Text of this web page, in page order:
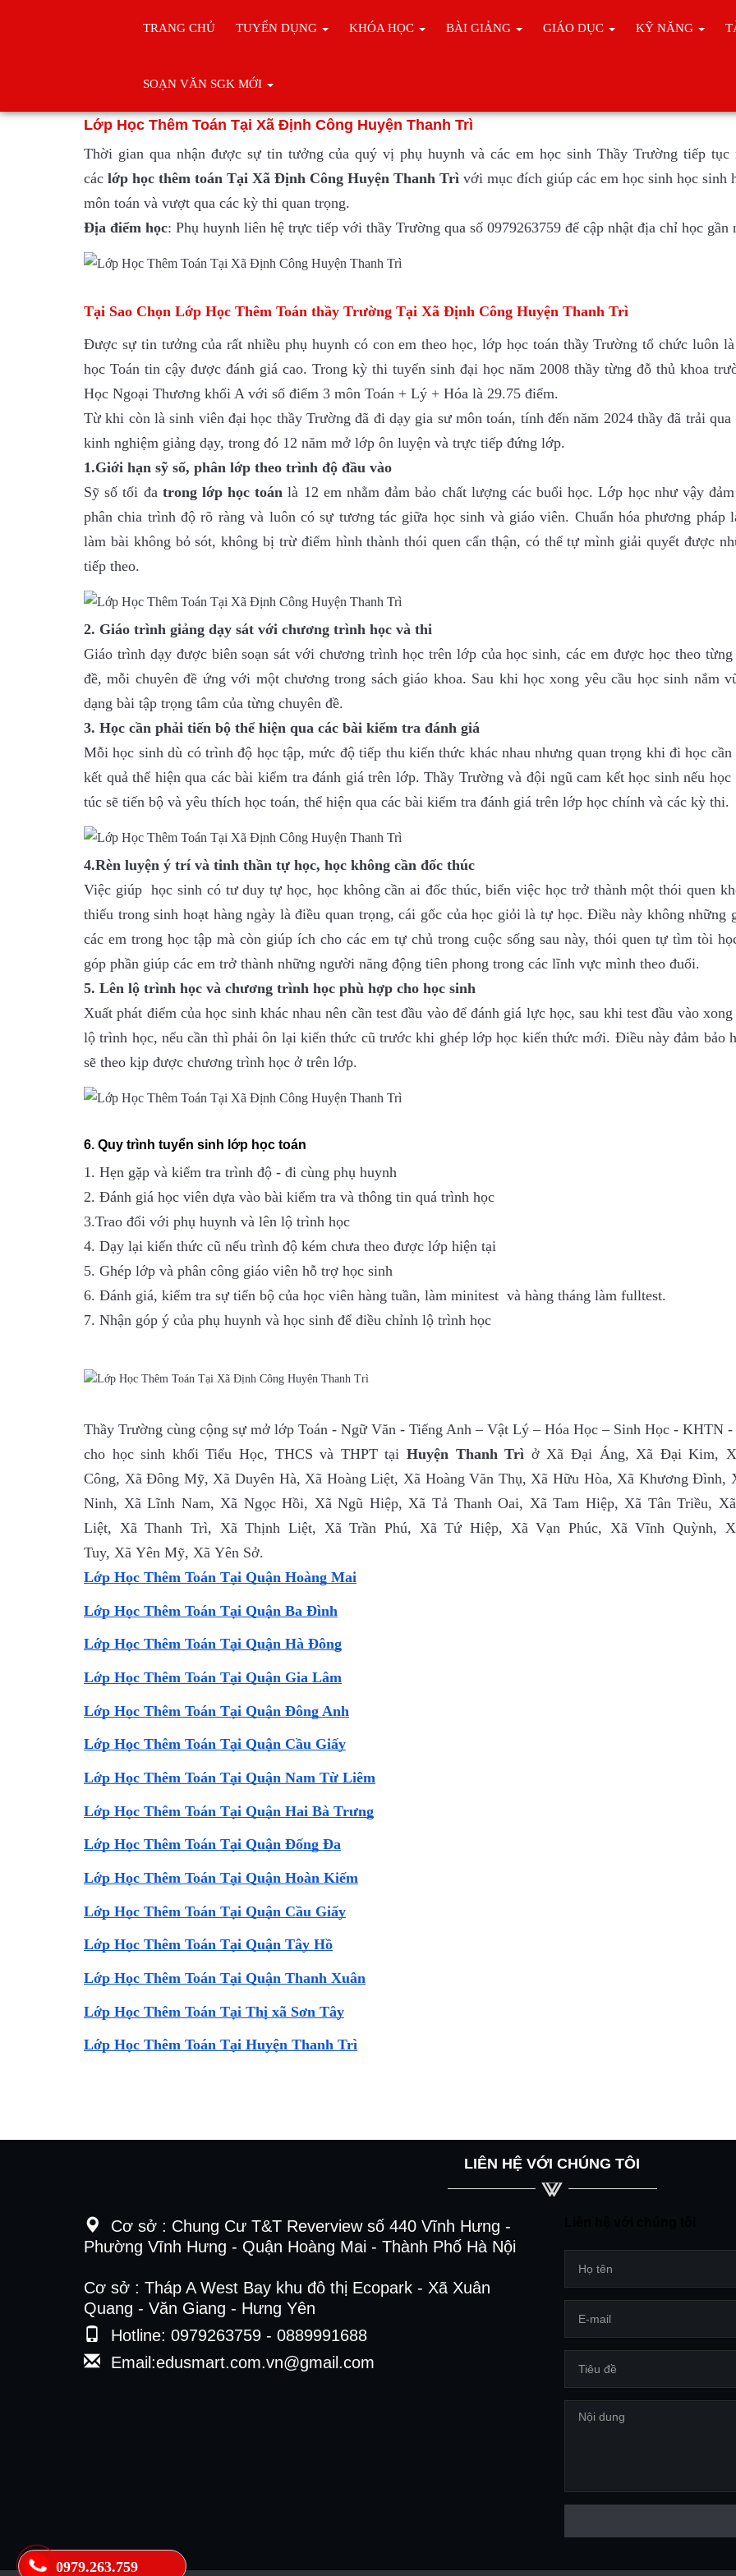
TRANG CHỦ TUYỂN DỤNG KHÓA HỌC BÀI GIẢNG GIÁO DỤC KỸ NĂNG
SOẠN VĂN SGK MỚI
Học thêm toán
Lớp Học Thêm Toán Tại Xã Định Công Huyện Thanh Trì
Thời gian qua nhận được sự tin tưởng của quý vị phụ huynh và các em học sinh Thầy Trường tiếp tục
cáclớphọc thêm toán Tại Xã Định Công Huyện Thanh Trìvới mục đích giúp các em học sinh học sinh
môn toán và vượt qua các kỳ thi quan trọng.
Địa điểm học: Phụ huynh liên hệ trực tiếp với thầy Trường qua số 0979263759 để cập nhật địa chỉ học gần
Tại Sao Chọn Lớp Học Thêm Toán thầy Trường Tại Xã Định Công Huyện Thanh Trì
Được sự tin tưởng của rất nhiều phụ huynh có con em theo học, lớp học toán thầy Trường tổ chức luôn
học Toán tin cậy được đánh giá cao. Trong kỳ thi tuyển sinh đại học năm 2008 thầy từng đỗ thủ khoa
Học Ngoại Thương khối A với số điểm 3 môn Toán + Lý + Hóa là 29.75 điểm.
Từ khi còn là sinh viên đại học thầy Trường đã đi dạy gia sư môn toán, tính đến năm 2024 thầy đã trải qua
kinh nghiệm giảng dạy, trong đó 12 năm mở lớp ôn luyện và trực tiếp đứng lớp.
1.Giới hạn sỹ số, phân lớp theo trình độ đầu vào
Sỹ số tối đa trong lớp học toánlà 12 em nhằm đảm bảo chất lượng các buổi học. Lớp học như vậy
phân chia trình độ rõ ràng và luôn có sự tương tác giữa học sinh và giáo viên. Chuẩn hóa phương pháp
làm bài không bỏ sót, không bị trừ điểm hình thành thói quen cẩn thận, có thể tự mình giải quyết được
tiếp theo.
2. Giáo trình giảng dạy sát với chương trình học và thi
Giáo trình dạy được biên soạn sát với chương trình học trên lớp của học sinh, các em được học theo từng
đề, mỗi chuyên đề ứng với một chương trong sách giáo khoa. Sau khi học xong yêu cầu học sinh nắm
dạng bài tập trọng tâm của từng chuyên đề.
3. Học cần phải tiến bộ thể hiện qua các bài kiểm tra đánh giá
Mỗi học sinh dù có trình độ học tập, mức độ tiếp thu kiến thức khác nhau nhưng quan trọng khi đi học cần
kết quả thể hiện qua các bài kiểm tra đánh giá trên lớp. Thầy Trường và đội ngũ cam kết học sinh nếu học
túc sẽ tiến bộ và yêu thích học toán, thể hiện qua các bài kiểm tra đánh giá trên lớp học chính và các kỳ thi.
4.Rèn luyện ý trí và tinh thần tự học, học không cần đốc thúc
Việc giúp học sinh có tư duy tự học, học không cần ai đốc thúc, biến việc học trở thành một thói quen
thiếu trong sinh hoạt hàng ngày là điều quan trọng, cái gốc của học giỏi là tự học. Điều này không những
các em trong học tập mà còn giúp ích cho các em tự chủ trong cuộc sống sau này, thói quen tự tìm tòi
góp phần giúp các em trở thành những người năng động tiên phong trong các lĩnh vực mình theo đuổi.
5. Lên lộ trình học và chương trình học phù hợp cho học sinh
Xuất phát điểm của học sinh khác nhau nên cần test đầu vào để đánh giá lực học, sau khi test đầu vào xong
lộ trình học, nếu cần thì phải ôn lại kiến thức cũ trước khi ghép lớp học kiến thức mới. Điều này đảm bảo
sẽ theo kịp được chương trình học ở trên lớp.
6. Quy trình tuyển sinh lớp học toán
1. Hẹn gặp và kiểm tra trình độ - đi cùng phụ huynh
2. Đánh giá học viên dựa vào bài kiểm tra và thông tin quá trình học
3.Trao đổi với phụ huynh và lên lộ trình học
4. Dạy lại kiến thức cũ nếu trình độ kém chưa theo được lớp hiện tại
5. Ghép lớp và phân công giáo viên hỗ trợ học sinh
6. Đánh giá, kiểm tra sự tiến bộ của học viên hàng tuần, làm minitest và hàng tháng làm fulltest.
7. Nhận góp ý của phụ huynh và học sinh để điều chỉnh lộ trình học
Thầy Trường cùng cộng sự mở lớp Toán - Ngữ Văn - Tiếng Anh – Vật Lý – Hóa Học – Sinh Học - KHTN
cho học sinh khối Tiểu Học, THCS và THPT tại Huyện Thanh Trì ở Xã Đại Áng, Xã Đại Kim,
Công, Xã Đông Mỹ, Xã Duyên Hà, Xã Hoàng Liệt, Xã Hoàng Văn Thụ, Xã Hữu Hòa, Xã Khương Đình,
Ninh, Xã Lĩnh Nam, Xã Ngọc Hồi, Xã Ngũ Hiệp, Xã Tả Thanh Oai, Xã Tam Hiệp, Xã Tân Triều,
Liệt, Xã Thanh Trì, Xã Thịnh Liệt, Xã Trần Phú, Xã Tứ Hiệp, Xã Vạn Phúc, Xã Vĩnh Quỳnh,
Tuy, Xã Yên Mỹ, Xã Yên Sở.
Lớp Học Thêm Toán Tại Quận Hoàng Mai
Lớp Học Thêm Toán Tại Quận Ba Đình
Lớp Học Thêm Toán Tại Quận Hà Đông
Lớp Học Thêm Toán Tại Quận Gia Lâm
Lớp Học Thêm Toán Tại Quận Đông Anh
Lớp Học Thêm Toán Tại Quận Cầu Giấy
Lớp Học Thêm Toán Tại Quận Nam Từ Liêm
Lớp Học Thêm Toán Tại Quận Hai Bà Trưng
Lớp Học Thêm Toán Tại Quận Đống Đa
Lớp Học Thêm Toán Tại Quận Hoàn Kiếm
Lớp Học Thêm Toán Tại Quận Cầu Giấy
Lớp Học Thêm Toán Tại Quận Tây Hồ
Lớp Học Thêm Toán Tại Quận Thanh Xuân
Lớp Học Thêm Toán Tại Thị xã Sơn Tây
Lớp Học Thêm Toán Tại Huyện Thanh Trì
LIÊN HỆ VỚI CHÚNG TÔI
Cơ sở : Chung Cư T&T Reverview số 440 Vĩnh Hưng -
Phường Vĩnh Hưng - Quận Hoàng Mai - Thành Phố Hà Nội
Cơ sở : Tháp A West Bay khu đô thị Ecopark - Xã Xuân
Quang - Văn Giang - Hưng Yên
Hotline: 0979263759 - 0889991688
Email:edusmart.com.vn@gmail.com
0979.263.759